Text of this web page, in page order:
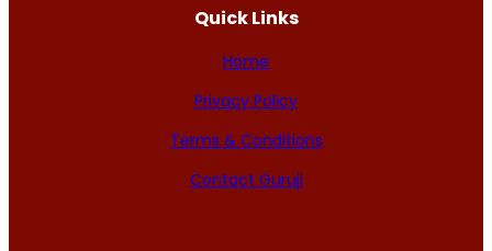
Quick Links
Home
Privacy Policy
Terms & Conditions
Contact Guruji